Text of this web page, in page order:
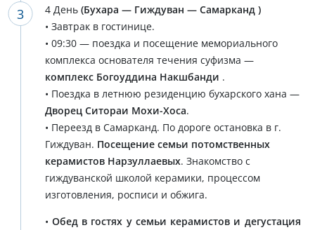
4 День (Бухара — Гиждуван — Самарканд )
• Завтрак в гостинице.
• 09:30 — поездка и посещение мемориального
комплекса основателя течения суфизма —
комплекс Богоуддина Накшбанди .
• Поездка в летнюю резиденцию бухарского хана —
Дворец Ситораи Мохи-Хоса.
• Переезд в Самарканд. По дороге остановка в г.
Гиждуван. Посещение семьи потомственных
керамистов Нарзуллаевых. Знакомство с
гиждуванской школой керамики, процессом
изготовления, росписи и обжига.
• Обед в гостях у семьи керамистов и дегустация